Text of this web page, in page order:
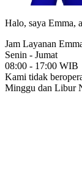
Halo, saya Emma,
Jam Layanan
Senin - Jumat
08:00 - 17:00 WIB
Kami tidak
Minggu dan Libur